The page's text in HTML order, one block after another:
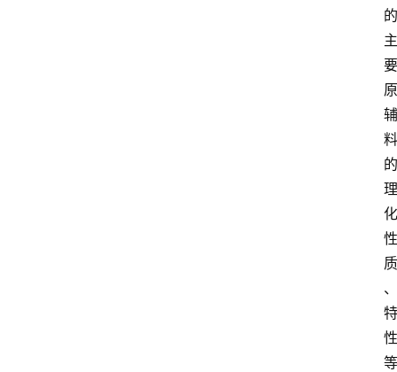
的
主
要
原
辅
料
的
理
化
性
质
、
特
性
等